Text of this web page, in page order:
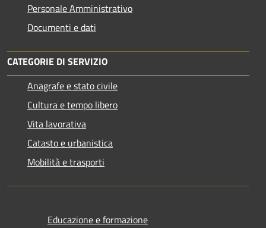
Personale Amministrativo
Documenti e dati
CATEGORIE DI SERVIZIO
Anagrafe e stato civile
Cultura e tempo libero
Vita lavorativa
Catasto e urbanistica
Mobilità e trasporti
Educazione e formazione